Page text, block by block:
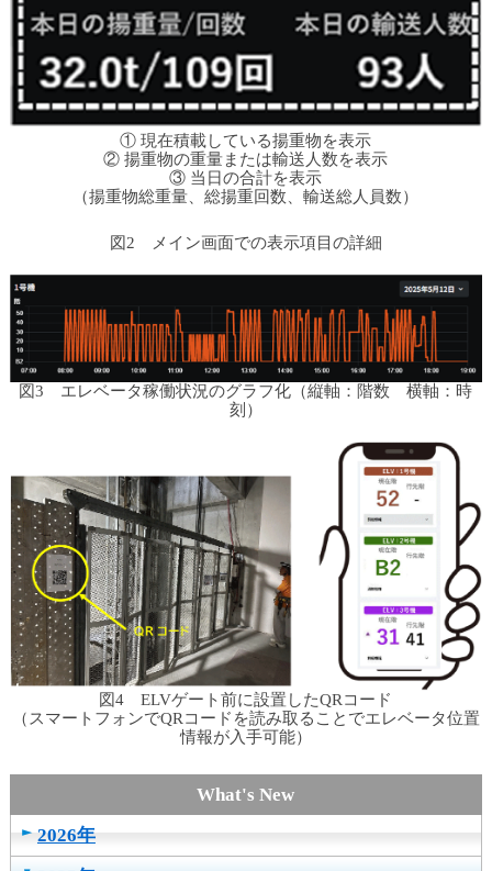
① 現在積載している揚重物を表示
② 揚重物の重量または輸送人数を表示
③ 当日の合計を表示
（揚重物総重量、総揚重回数、輸送総人員数）
図2 メイン画面での表示項目の詳細
図3 エレベータ稼働状況のグラフ化（縦軸：階数 横軸：時
刻）
図4 ELVゲート前に設置したQRコード
（スマートフォンでQRコードを読み取ることでエレベータ位置
情報が入手可能）
2026年